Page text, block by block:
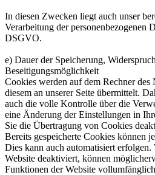
In diesen Zwecken liegt auch unser
Verarbeitung der personenbezogenen
DSGVO.
e) Dauer der Speicherung,
Beseitigungsmöglichkeit
Cookies werden auf dem Rechner des
diesem an unserer Seite übermittelt.
auch die volle Kontrolle über die
eine Änderung der Einstellungen in
Sie die Übertragung von Cookies
Bereits gespeicherte Cookies können
Dies kann auch automatisiert
Website deaktiviert, können
Funktionen der Website